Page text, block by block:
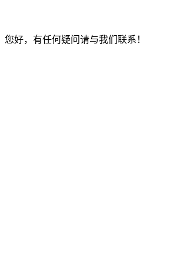
您好，有任何疑问请与我们联系！